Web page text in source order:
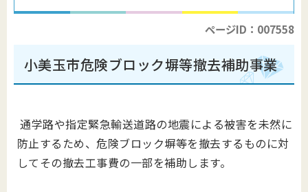
ページID：007558
小美玉市危険ブロック塀等撤去補助事業
通学路や指定緊急輸送道路の地震による被害を未然に
防止するため、危険ブロック塀等を撤去するものに対
してその撤去工事費の一部を補助します。